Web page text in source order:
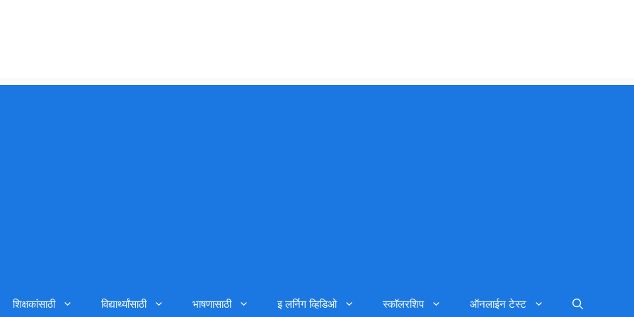
शिक्षकांसाठी विद्यार्थ्यांसाठी भाषणासाठी इ लर्निग व्हिडिओ स्कॉलरशिप ऑनलाईन टेस्ट